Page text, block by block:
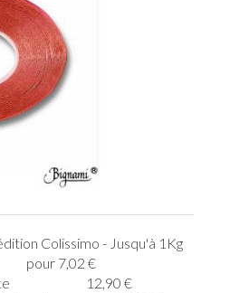
Colissimo - Jusqu'à 1Kg
pour 7,02 €
12,90 €